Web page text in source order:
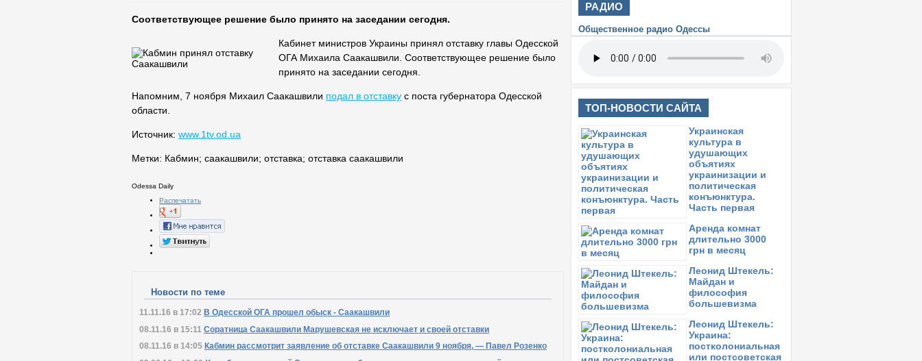
Соответствующее решение было принято на заседании сегодня.
Кабинет министров Украины принял отставку главы Одесской
ОГА Михаила Саакашвили. Соответствующее решение было
принято на заседании сегодня.
Напомним, 7 ноября Михаил Саакашвили подал в отставку с поста губернатора Одесской
области.
Источник: www.1tv.od.ua
Метки: Кабмин; саакашвили; отставка; отставка саакашвили
Odessa Daily
Распечатать
Новости по теме
РАДИО
Общественное радио Одессы
ТОП-НОВОСТИ САЙТА
Украинская
культура в
удушающих
объятиях
украинизации и
политическая
конъюнктура.
Часть первая
Аренда комнат
длительно 3000
грн в месяц
Леонид Штекель:
Майдан и
философия
большевизма
Леонид Штекель:
Украина:
постколониальная
или постсоветская